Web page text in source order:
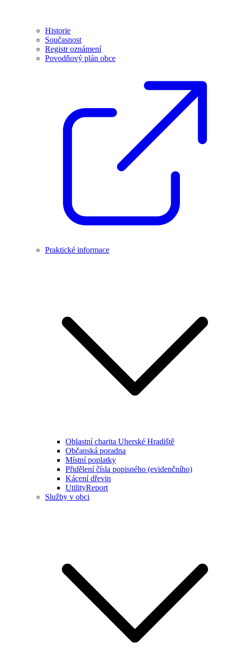
Historie
Současnost
Registr oznámení
Povodňový plán obce
Praktické informace
Oblastní charita Uherské Hradiště
Občanská poradna
Místní poplatky
Přidělení čísla popisného (evidenčního)
Kácení dřevin
UtilityReport
Služby v obci